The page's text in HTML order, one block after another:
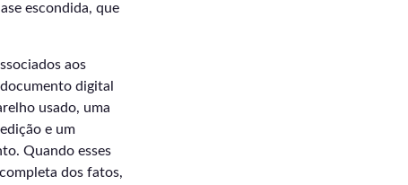
escondida, que
aos
digital
usado, uma
e um
Quando esses
dos fatos,